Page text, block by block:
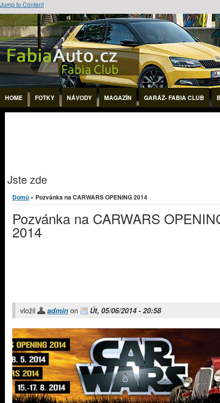
Jump to Content
HOME FOTKY NÁVODY MAGAZÍN GARÁŽ- FABIA CLUB
Jste zde
Domů » Pozvánka na CARWARS OPENING 2014
Pozvánka na CARWARS
2014
vložil admin on Út, 05/06/2014 - 20:58